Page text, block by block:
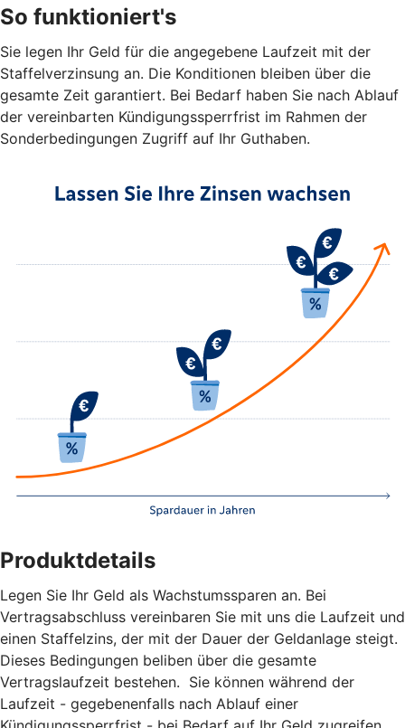
So funktioniert's
Sie legen Ihr Geld für die angegebene Laufzeit mit der
Staffelverzinsung an. Die Konditionen bleiben über die
gesamte Zeit garantiert. Bei Bedarf haben Sie nach Ablauf
der vereinbarten Kündigungssperrfrist im Rahmen der
Sonderbedingungen Zugriff auf Ihr Guthaben.
Produktdetails
Legen Sie Ihr Geld als Wachstumssparen an. Bei
Vertragsabschluss vereinbaren Sie mit uns die Laufzeit und
einen Staffelzins, der mit der Dauer der Geldanlage steigt.
Dieses Bedingungen beliben über die gesamte
Vertragslaufzeit bestehen. Sie können während der
Laufzeit - gegebenenfalls nach Ablauf einer